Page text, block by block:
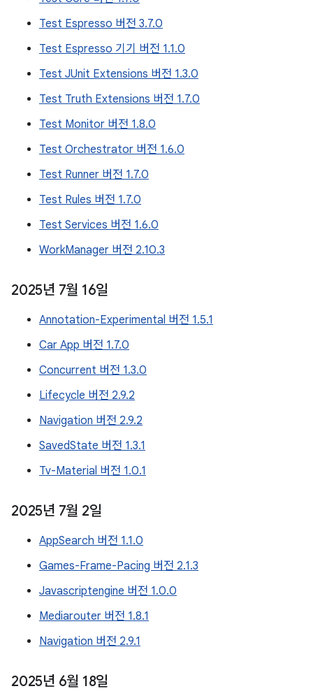
Test Espresso 버전 3.7.0
Test Espresso 기기 버전 1.1.0
Test JUnit Extensions 버전 1.3.0
Test Truth Extensions 버전 1.7.0
Test Monitor 버전 1.8.0
Test Orchestrator 버전 1.6.0
Test Runner 버전 1.7.0
Test Rules 버전 1.7.0
Test Services 버전 1.6.0
WorkManager 버전 2.10.3
2025년 7월 16일
Annotation-Experimental 버전 1.5.1
Car App 버전 1.7.0
Concurrent 버전 1.3.0
Lifecycle 버전 2.9.2
Navigation 버전 2.9.2
SavedState 버전 1.3.1
Tv-Material 버전 1.0.1
2025년 7월 2일
AppSearch 버전 1.1.0
Games-Frame-Pacing 버전 2.1.3
Javascriptengine 버전 1.0.0
Mediarouter 버전 1.8.1
Navigation 버전 2.9.1
2025년 6월 18일